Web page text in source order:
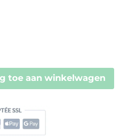
toe aan winkelwagen